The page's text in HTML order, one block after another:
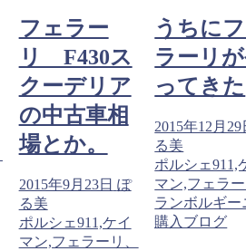
フェラー
リ F430ス
クーデリア
の中古車相
場とか。
2015年9月23日 ぽ
る美
ポルシェ911,ケイ
マン,フェラーリ、
うちに
ラーリ
ってきた
2015年12月29
る美
ポルシェ911,
マン,フェラ
ランボルギー
購入ブログ